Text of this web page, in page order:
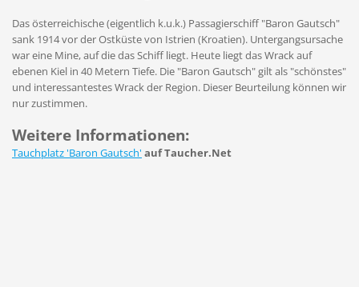
Das österreichische (eigentlich k.u.k.) Passagierschiff "Baron Gautsch"
sank 1914 vor der Ostküste von Istrien (Kroatien). Untergangsursache
war eine Mine, auf die das Schiff liegt. Heute liegt das Wrack auf
ebenen Kiel in 40 Metern Tiefe. Die "Baron Gautsch" gilt als "schönstes"
und interessantestes Wrack der Region. Dieser Beurteilung können wir
nur zustimmen.
Weitere Informationen:
Tauchplatz 'Baron Gautsch' auf Taucher.Net